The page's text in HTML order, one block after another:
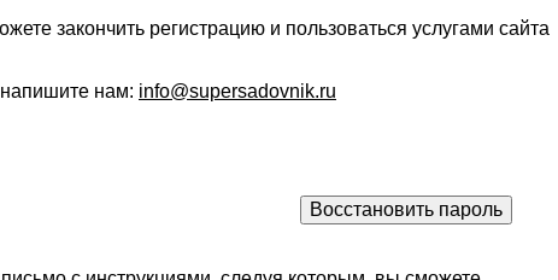
закончить регистрацию и пользоваться услугами сайта
нам: info@supersadovnik.ru